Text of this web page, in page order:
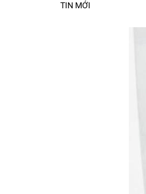
TIN MỚI